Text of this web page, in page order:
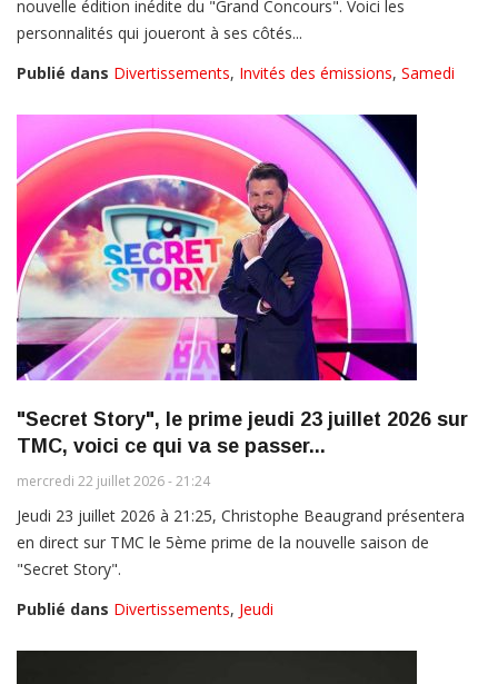
nouvelle édition inédite du "Grand Concours". Voici les
personnalités qui joueront à ses côtés...
Publié dans Divertissements, Invités des émissions, Samedi
"Secret Story", le prime jeudi 23 juillet 2026 sur
TMC, voici ce qui va se passer...
mercredi 22 juillet 2026 - 21:24
Jeudi 23 juillet 2026 à 21:25, Christophe Beaugrand présentera
en direct sur TMC le 5ème prime de la nouvelle saison de
"Secret Story".
Publié dans Divertissements, Jeudi